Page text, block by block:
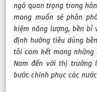
ngõ quan trọng trong
mong muốn sẽ phân
kiệm năng lượng, bền bỉ
định hướng tiêu dùng
tôi cam kết mang
Nam đến với thị trường
bước chinh phục các